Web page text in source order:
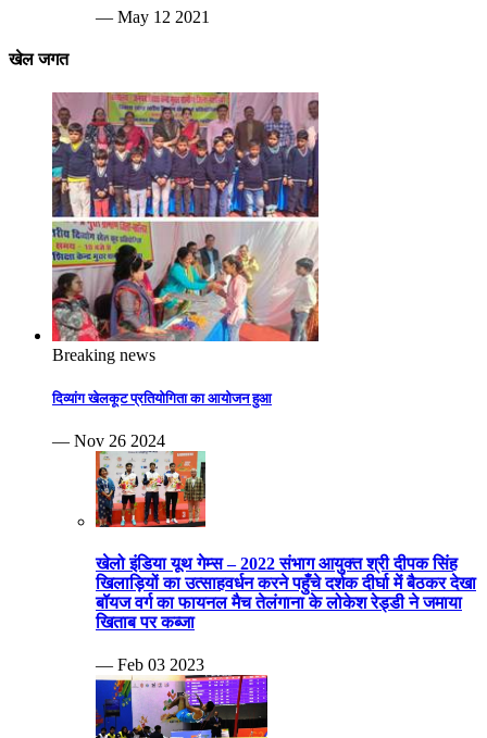
— May 12 2021
खेल जगत
Breaking news
दिव्यांग खेलकूट प्रतियोगिता का आयोजन हुआ
— Nov 26 2024
खेलो इंडिया यूथ गेम्स – 2022 संभाग आयुक्त श्री दीपक सिंह
खिलाड़ियों का उत्साहवर्धन करने पहुँचे दर्शक दीर्घा में बैठकर देखा
बॉयज वर्ग का फायनल मैच तेलंगाना के लोकेश रेड्डी ने जमाया
खिताब पर कब्जा
— Feb 03 2023